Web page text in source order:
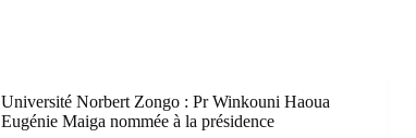
Université Norbert Zongo : Pr Winkouni Haoua
Eugénie Maiga nommée à la présidence